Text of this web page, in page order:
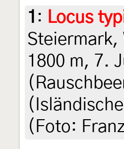
1 : Locus
Steiermark,
1800 m, 7.
(Foto: